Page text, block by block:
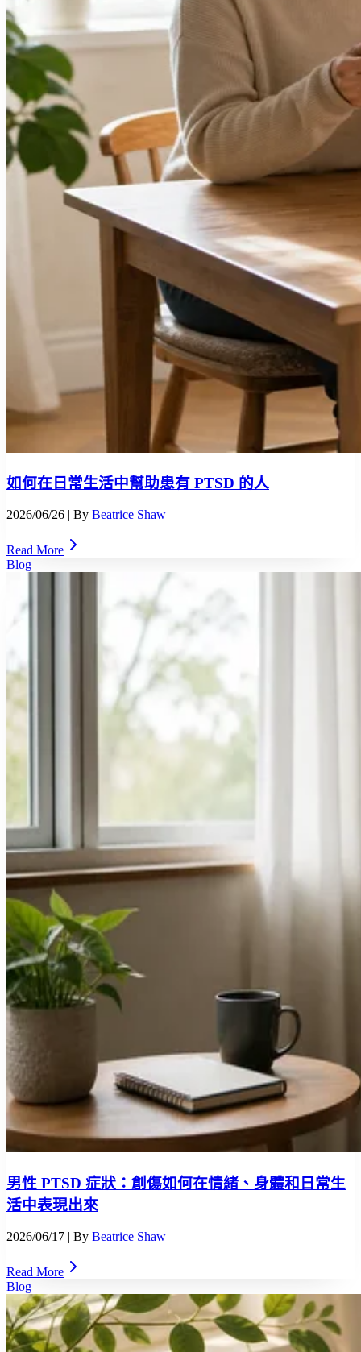
如何在日常生活中幫助患有 PTSD 的人
2026/06/26 | By Beatrice Shaw
Read More
Blog
男性 PTSD 症狀：創傷如何在情緒、身體和日常生
活中表現出來
2026/06/17 | By Beatrice Shaw
Read More
Blog